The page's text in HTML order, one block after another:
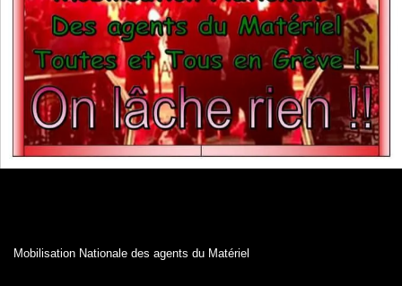
Mobilisation Nationale des agents du Matériel